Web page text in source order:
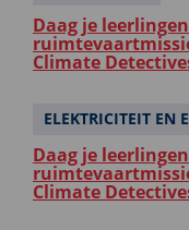
Daag je
Climate
ELEKTRICITEIT EN
Daag je
Climate